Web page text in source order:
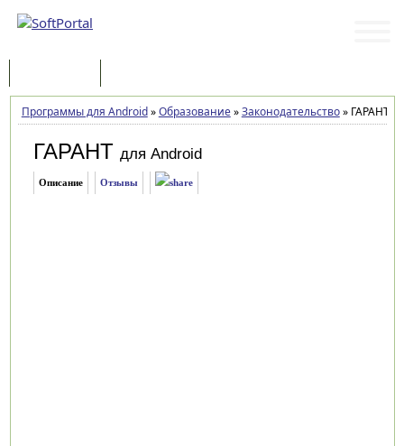
Программы для Android»Образование»Законодательство»ГАРАНТ
ГАРАНТ для Android
Описание Отзывы